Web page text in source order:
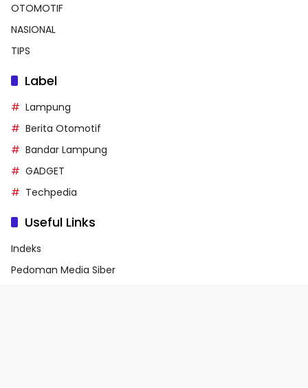
OTOMOTIF
NASIONAL
TIPS
Label
Lampung
Berita Otomotif
Bandar Lampung
GADGET
Techpedia
Useful Links
Indeks
Pedoman Media Siber